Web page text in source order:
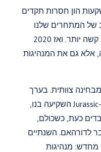
הון חסרות תקדים
בקצב של המתחרים שלנו
(שרבים מהם בסדרה CF) הפכה קשה יותר. ואז 2020
אלא גם את המנהיגות
צוותית. בערך
הכפלנו את גודל הקבוצה מאז ש-Jurassic השקיעה בנו,
אנחנו קרובים ל-20 עובדים כעת, כשכולם,
לדורהאם. השנתיים
מחדש: מנהיגות